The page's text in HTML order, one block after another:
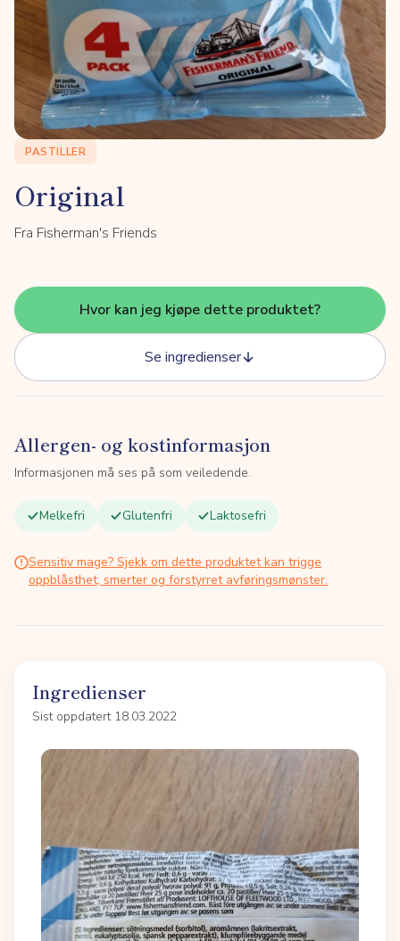
PASTILLER
Original
Fra Fisherman's Friends
Hvor kan jeg kjøpe dette produktet?
Se ingredienser
Allergen- og kostinformasjon
Informasjonen må ses på som veiledende.
Melkefri Glutenfri Laktosefri
Sensitiv mage? Sjekk om dette produktet kan trigge
oppblåsthet, smerter og forstyrret avføringsmønster.
Ingredienser
Sist oppdatert 18.03.2022